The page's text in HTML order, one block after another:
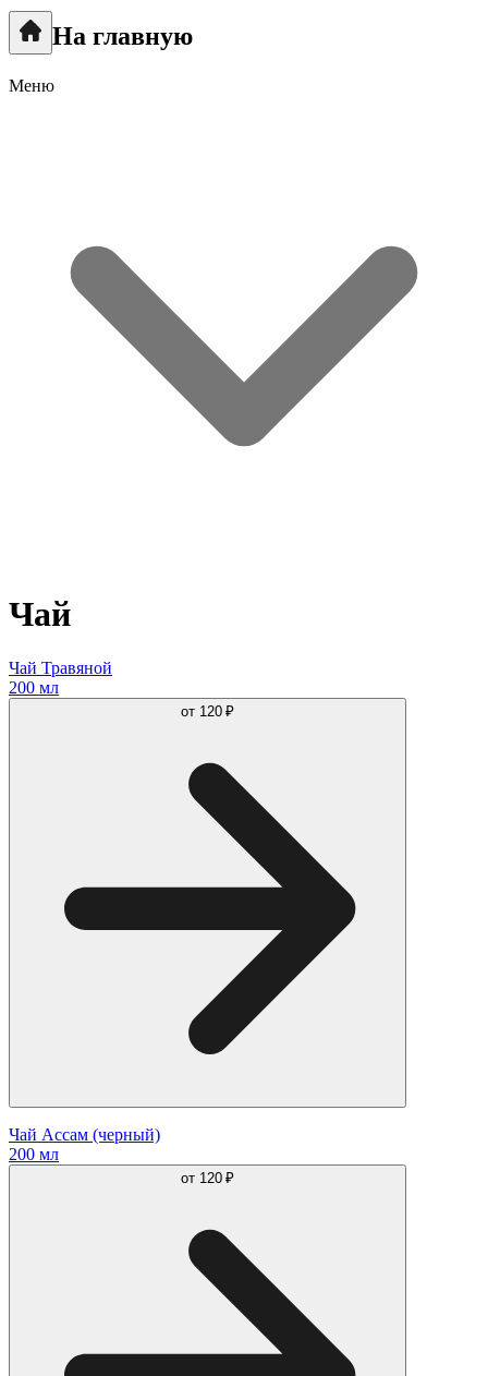
На главную
Меню
Чай
Чай Травяной
200 мл
от 120 ₽
Чай Ассам (черный)
200 мл
от 120 ₽